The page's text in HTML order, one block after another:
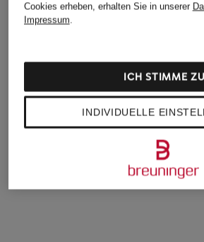
DOLCE & GABBANA
Cookies erheben, erhalten Sie in unserer
Impressum.
INDIVIDUELLE
ICH STIMME ZU